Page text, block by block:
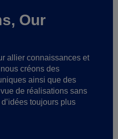
Our
allier connaissances et
nous créons des
ainsi que des
de réalisations sans
d’idées toujours plus